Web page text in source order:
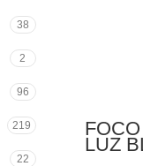
38
2
96
219
22
LUZ